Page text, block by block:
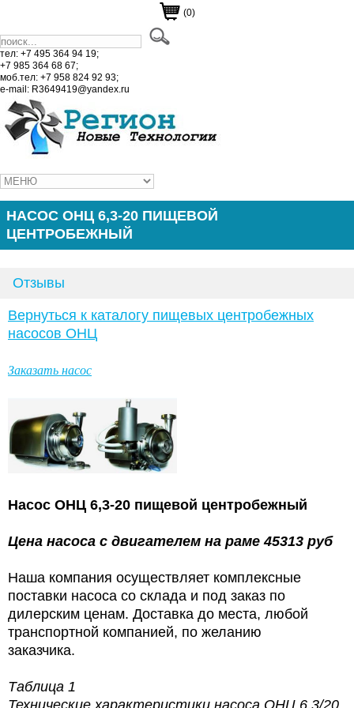
(0)
тел: +7 495 364 94 19;
+7 985 364 68 67;
моб.тел: +7 958 824 92 93;
e-mail: R3649419@yandex.ru
НАСОС ОНЦ 6,3-20 ПИЩЕВОЙ
ЦЕНТРОБЕЖНЫЙ
Отзывы
Вернуться к каталогу пищевых центробежных
насосов ОНЦ
Заказать насос
Насос ОНЦ 6,3-20 пищевой центробежный
Цена насоса с двигателем на раме 45313 руб
Наша компания осуществляет комплексные
поставки насоса со склада и под заказ по
дилерским ценам. Доставка до места, любой
транспортной компанией, по желанию
заказчика.
Таблица 1